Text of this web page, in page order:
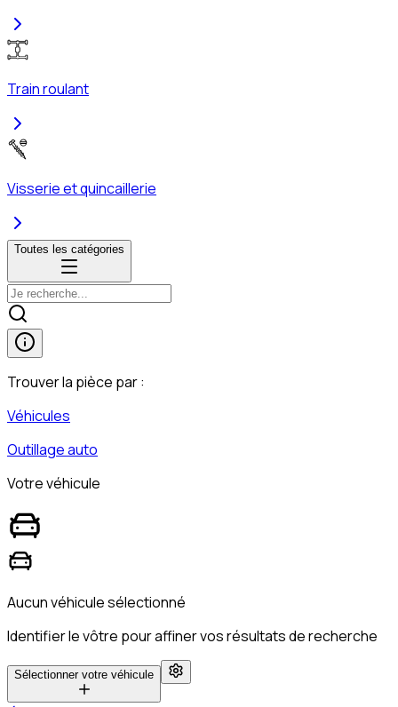
Train roulant
Visserie et quincaillerie
Toutes les catégories
Trouver la pièce par :
Véhicules
Outillage auto
Votre véhicule
Aucun véhicule sélectionné
Identifier le vôtre pour affiner vos résultats de recherche
Sélectionner votre véhicule